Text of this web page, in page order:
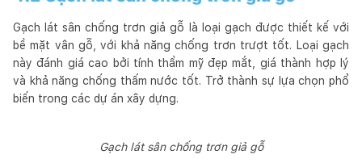
Gạch lát sân chống trơn giả gỗ là loại gạch được thiết kế với
bề mặt vân gỗ, với khả năng chống trơn trượt tốt. Loại gạch
này đánh giá cao bởi tính thẩm mỹ đẹp mắt, giá thành hợp lý
và khả năng chống thấm nước tốt. Trở thành sự lựa chọn phổ
biến trong các dự án xây dựng.
Gạch lát sân chống trơn giả gỗ